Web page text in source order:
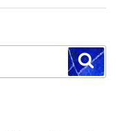
検
索